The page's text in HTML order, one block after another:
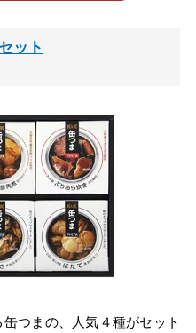
ット
つまの、人気４種がセット